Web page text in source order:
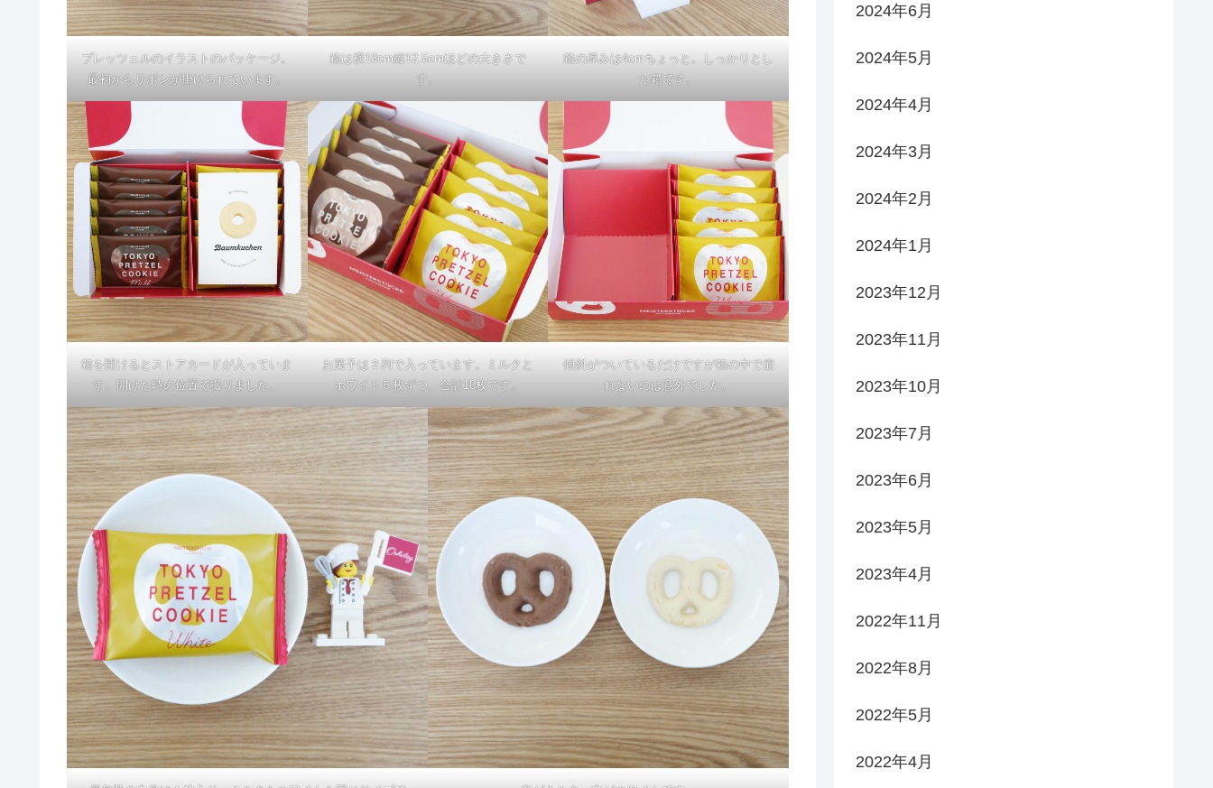
プレッツェルのイラストのパッケージ。
最初からリボンが掛けられています。
箱は横18cm縦12.5cmほどの大きさで
す。
箱の厚みは4cmちょっと。しっかりとし
た箱です。
箱を開けるとストアカードが入っていま
す。開けた時の位置で撮りました。
お菓子は２列で入っています。ミルクと
ホワイト５枚ずつ、合計10枚です。
傾斜がついているだけですが箱の中で崩
れないのは意外でした。
2024年6月
2024年5月
2024年4月
2024年3月
2024年2月
2024年1月
2023年12月
2023年11月
2023年10月
2023年7月
2023年6月
2023年5月
2023年4月
2022年11月
2022年8月
2022年5月
2022年4月